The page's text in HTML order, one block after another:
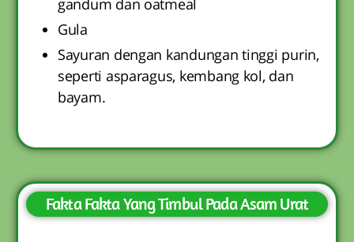
Gula
Sayuran dengan kandungan tinggi purin,
seperti asparagus, kembang kol, dan
bayam.
Fakta Fakta Yang Timbul Pada Asam Urat